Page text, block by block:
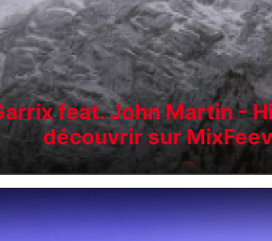
feat. John Martin -
découvrir sur